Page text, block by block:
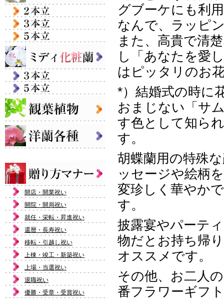
開店・開業祝い
開院・開局祝い
就任・栄転・昇進祝い
還暦・長寿祝い
移転・引越し祝い
上棟・竣工・新築祝い
上場・当選祝い
退職祝い
優勝・受章・受賞祝い
グブーケにも利
なんで、ラッピ
また、高貴で清
し「あなたを愛
はピッタリのお
*）結婚式の時に
おまじない「サ
す色として知ら
す。
胡蝶蘭用の特殊
ッセージや絵柄
変珍しく華やか
す。
披露宴やパーテ
物だとお持ち帰
オススメです。
その他、お二人
番フラワーギフ